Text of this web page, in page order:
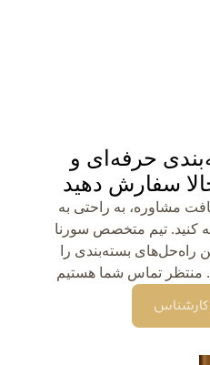
حرفه‌ای و
سفارش دهید
مشاوره، به راحتی به
کنید. تیم متخصص سورنا
راه‌حل‌های بسته‌بندی را
منتظر تماس شما هستیم
کارشناس